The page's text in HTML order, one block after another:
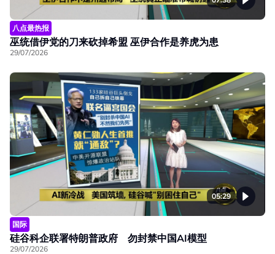
八点最热报
巫统借伊党的刀来砍掉希盟 巫伊合作是养虎为患
29/07/2026
05:29
国际
硅谷科企联署特朗普政府 勿封禁中国AI模型
29/07/2026